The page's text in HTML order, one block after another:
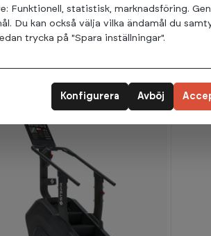
lager (Leveranstid 3-5 dagar)
Funktionell, statistisk, marknadsföring.
Du kan också välja vilka ändamål du
trycka på "Spara inställningar".
Avböj
Konfigurera